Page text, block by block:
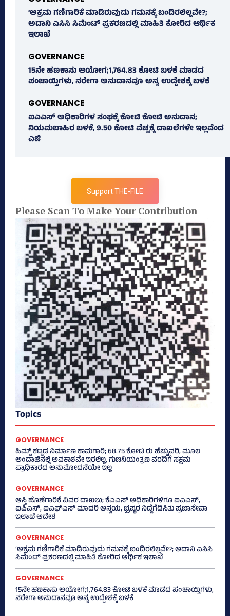
‘ಅಕ್ರಮ ಗಣಿಗಾರಿಕೆ ಮಾಡಿರುವುದು ಗಮನಕ್ಕೆ ಬಂದಿರಲಿಲ್ಲವೇ?;
ಅದಾನಿ ಎಸಿಸಿ ಸಿಮೆಂಟ್ ಪ್ರಕರಣದಲ್ಲಿ ಮಾಹಿತಿ ಕೋರಿದ ಆರ್ಥಿಕ
ಇಲಾಖೆ
GOVERNANCE
15ನೇ ಹಣಕಾಸು ಆಯೋಗ;1,764.83 ಕೋಟಿ ಬಳಕೆ ಮಾಡದ
ಪಂಚಾಯ್ತಿಗಳು, ನರೇಗಾ ಅನುದಾನವೂ ಅನ್ಯ ಉದ್ದೇಶಕ್ಕೆ ಬಳಕೆ
GOVERNANCE
ಐಎಎಸ್‌ ಅಧಿಕಾರಿಗಳ ಸಂಘಕ್ಕೆ ಕೋಟಿ ಕೋಟಿ ಅನುದಾನ;
ನಿಯಮಬಾಹಿರ ಬಳಕೆ, 9.50 ಕೋಟಿ ವೆಚ್ಚಕ್ಕೆ ದಾಖಲೆಗಳೇ ಇಲ್ಲವೆಂದ
ಎಜಿ
Support THE-FILE
Please Scan To Make Your Contribution
Topics
GOVERNANCE
ಹಿಮ್ಸ್‌ ಕಟ್ಟಡ ನಿರ್ಮಾಣ ಕಾಮಗಾರಿ; 68.75 ಕೋಟಿ ರು ಹೆಚ್ಚುವರಿ, ಮೂಲ
ಅಂದಾಜಿನಲ್ಲಿ ಅವಕಾಶವೇ ಇರಲಿಲ್ಲ, ಗುಣನಿಯಂತ್ರಣ ವರದಿಗೆ ಸಕ್ಷಮ
ಪ್ರಾಧಿಕಾರದ ಅನುಮೋದನೆಯೇ ಇಲ್ಲ
GOVERNANCE
ಆಸ್ತಿ ಹೊಣೆಗಾರಿಕೆ ವಿವರ ದಾಖಲು; ಕೆಎಎಸ್ ಅಧಿಕಾರಿಗಳಿಗೂ ಐಎಎಸ್‌,
ಐಪಿಎಸ್‌, ಐಎಫ್‌ಎಸ್‌ ಮಾದರಿ ಅನ್ವಯ, ಭ್ರಷ್ಟರ ನಿದ್ದೆಗೆಡಿಸಿತು ಪ್ರಜಾಸೇವಾ
ಇಲಾಖೆ ಆದೇಶ
GOVERNANCE
‘ಅಕ್ರಮ ಗಣಿಗಾರಿಕೆ ಮಾಡಿರುವುದು ಗಮನಕ್ಕೆ ಬಂದಿರಲಿಲ್ಲವೇ?; ಅದಾನಿ ಎಸಿಸಿ
ಸಿಮೆಂಟ್ ಪ್ರಕರಣದಲ್ಲಿ ಮಾಹಿತಿ ಕೋರಿದ ಆರ್ಥಿಕ ಇಲಾಖೆ
GOVERNANCE
15ನೇ ಹಣಕಾಸು ಆಯೋಗ;1,764.83 ಕೋಟಿ ಬಳಕೆ ಮಾಡದ ಪಂಚಾಯ್ತಿಗಳು,
ನರೇಗಾ ಅನುದಾನವೂ ಅನ್ಯ ಉದ್ದೇಶಕ್ಕೆ ಬಳಕೆ